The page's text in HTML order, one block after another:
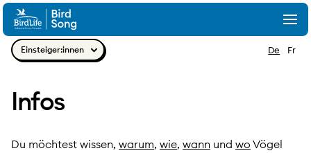
Zum Inhalt springen
Einsteiger:innen
De Fr
Infos
Du möchtest wissen, warum, wie, wann und wo Vögel